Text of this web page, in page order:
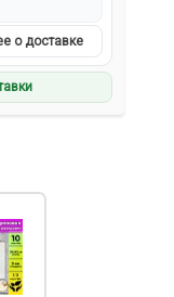
о доставке